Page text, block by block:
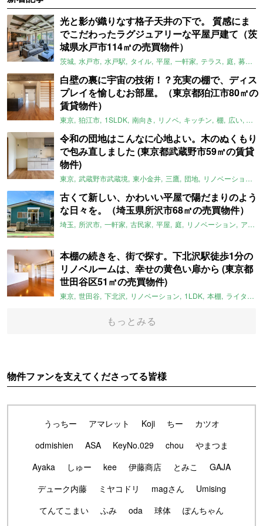
光と影が織りなす格子天井の下で。 質感にま
でこだわったラグジュアリーな平屋戸建て（茨
城県水戸市114㎡の売買物件）
茨城 水戸市 水戸駅 タイル 平屋 一軒家 テラス 庭 募集中
白壁の裏に宇宙の技術！？充実の棚で、ディス
プレイを愉しむお部屋。（東京都狛江市80㎡の
賃貸物件）
東京 狛江市 1SLDK 南向き リノベ キッチン 棚 広い ガイ
令和の団地はこんなに心地よい。木のぬくもり
で包み直しました (東京都武蔵野市59㎡の賃貸
物件)
東京 武蔵野市武蔵境 東小金井 三鷹 団地 リノベーション
古くて新しい、かわいい平屋で陽だまりのよう
な日々を。（埼玉県所沢市68㎡の売買物件）
埼玉 所沢市 一軒家 古民家 平屋 庭 リノベーション アメリカンハウス
本棚の続きを、街で探す。下北沢駅徒歩1分の
リノベルームは、幸せの黄色い扉から (東京都
世田谷区51㎡の売買物件)
東京 世田谷 下北沢 リノベーション 1LDK 本棚 ライター：ほしりょうこ
もっとみる
物件ファンを支えてくださってる皆様
うっちー アマレット Koji ちー
カツオ
odmishien
ASA KeyNo.029 chou
やまつま
Ayaka
しゅー kee 伊藤商店 とみこ
GAJA
デューク内藤
ミヤコドリ magさん
Umising
てんてこまい
ふみ oda 球体
ぽんちゃん